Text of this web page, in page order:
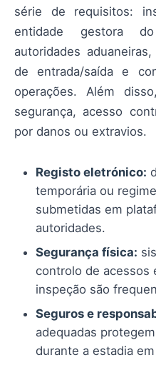
série de requisitos:
entidade gestora
autoridades
de entrada/saída e
operações. Além
segurança, acesso
por danos ou extravios.
Registo eletrónico:
temporária ou
submetidas em
autoridades.
Segurança física:
controlo de acessos
inspeção são
Seguros e
adequadas
durante a estadia